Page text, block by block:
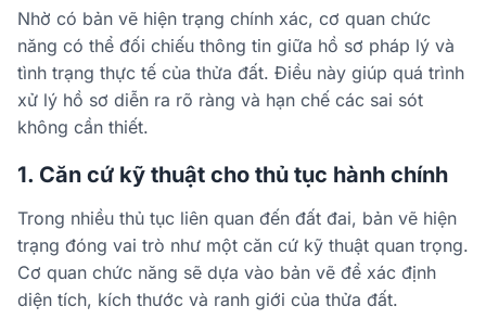
Nhờ có bản vẽ hiện trạng chính xác, cơ quan chức
năng có thể đối chiếu thông tin giữa hồ sơ pháp lý và
tình trạng thực tế của thửa đất. Điều này giúp quá trình
xử lý hồ sơ diễn ra rõ ràng và hạn chế các sai sót
không cần thiết.
1. Căn cứ kỹ thuật cho thủ tục hành chính
Trong nhiều thủ tục liên quan đến đất đai, bản vẽ hiện
trạng đóng vai trò như một căn cứ kỹ thuật quan trọng.
Cơ quan chức năng sẽ dựa vào bản vẽ để xác định
diện tích, kích thước và ranh giới của thửa đất.